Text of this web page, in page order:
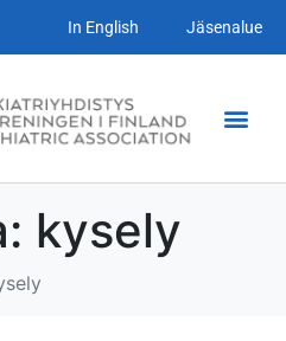
In English Jäsenalue
kysely